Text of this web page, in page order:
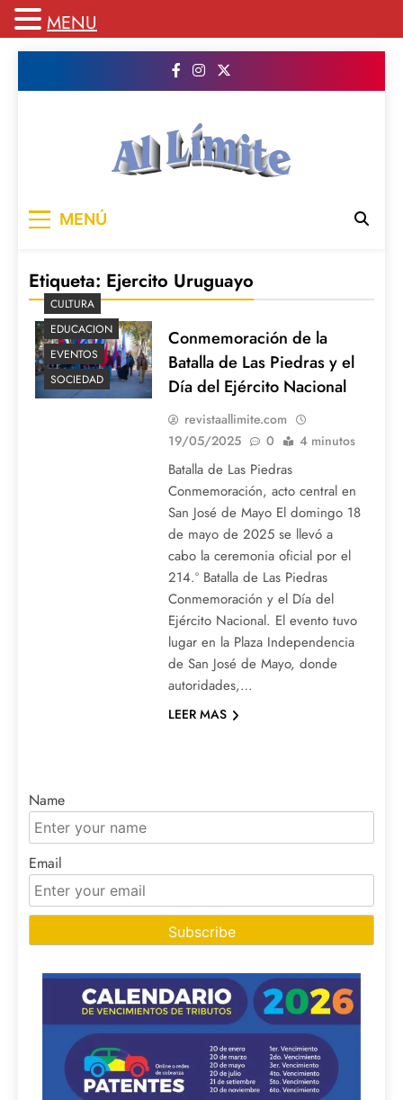
publicamos todo el contenido e informacion
MENÚ
Etiqueta: Ejercito Uruguayo
CULTURA
EDUCACION
EVENTOS
SOCIEDAD
Conmemoración de la
Batalla de Las Piedras y el
Día del Ejército Nacional
revistaallimite.com
19/05/2025
0 4 minutos
Batalla de Las Piedras
Conmemoración, acto central en
San José de Mayo El domingo 18
de mayo de 2025 se llevó a
cabo la ceremonia oficial por el
214.º Batalla de Las Piedras
Conmemoración y el Día del
Ejército Nacional. El evento tuvo
lugar en la Plaza Independencia
de San José de Mayo, donde
autoridades,…
LEER MAS
Name
Email
MENU